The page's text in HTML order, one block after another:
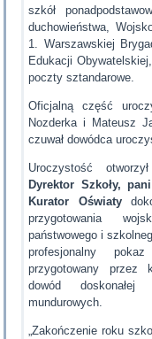
szkół
duchowieństwa,
1. Warszawskiej
Edukacji
poczty sztandarowe.
Oficjalną część
Nozderka i Mateusz
czuwał dowódca
Uroczystość
Dyrektor Szkoły,
Kurator Oświaty
przygotowania
państwowego i
profesjonalny
przygotowany przez
dowód
mundurowych.
„Zakończenie roku